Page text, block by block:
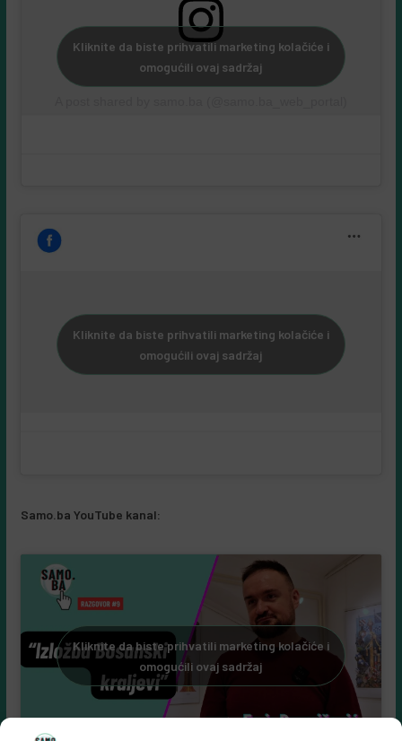
Samo.ba YouTube kanal:
Kliknite da biste prihvatili marketing kolačiće i